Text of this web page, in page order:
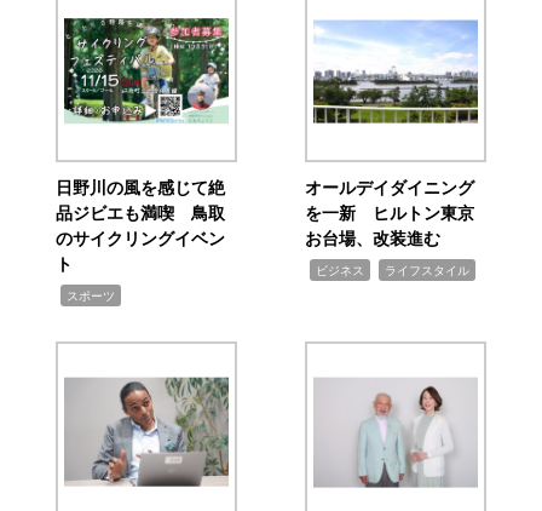
日野川の風を感じて絶
品ジビエも満喫 鳥取
のサイクリングイベン
ト
スポーツ
オールデイダイニング
を一新 ヒルトン東京
お台場、改装進む
ビジネス ライフスタイル